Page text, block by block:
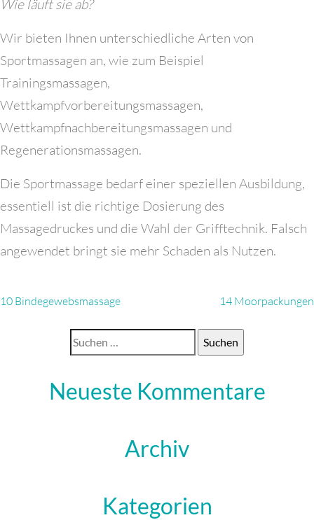
Wie läuft sie ab?
Wir bieten Ihnen unterschiedliche Arten von
Sportmassagen an, wie zum Beispiel
Trainingsmassagen,
Wettkampfvorbereitungsmassagen,
Wettkampfnachbereitungsmassagen und
Regenerationsmassagen.
Die Sportmassage bedarf einer speziellen Ausbildung,
essentiell ist die richtige Dosierung des
Massagedruckes und die Wahl der Grifftechnik. Falsch
angewendet bringt sie mehr Schaden als Nutzen.
Beitragsnavigation
10 Bindegewebsmassage 14 Moorpackungen
Suchen
Neueste Kommentare
Archiv
Kategorien